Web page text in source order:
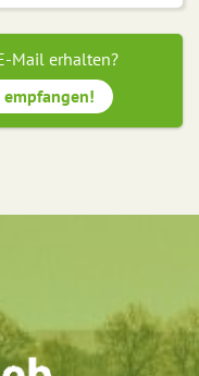
Mail erhalten?
empfangen!